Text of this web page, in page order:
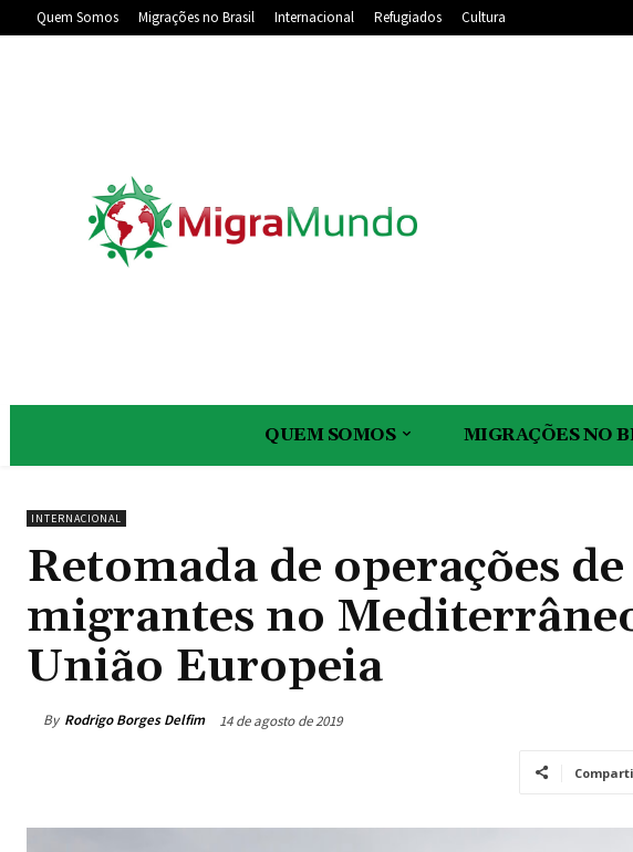
Quem Somos Migrações no Brasil Internacional Refugiados Cultura
QUEM SOMOS MIGRAÇÕES NO
INTERNACIONAL
Retomada de operações
migrantes no
União Europeia
By Rodrigo Borges Delfim 14 de agosto de 2019